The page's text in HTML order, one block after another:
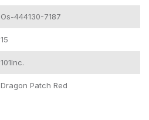
Os-444130-7187
15
101Inc.
Dragon Patch Red